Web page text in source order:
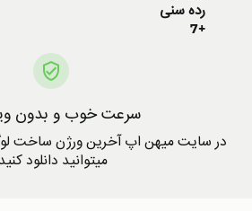
رده سنی
+7
سرعت خوب و بدون
در سایت میهن اپ آخرین ورژن ساخت
میتوانید دانلود